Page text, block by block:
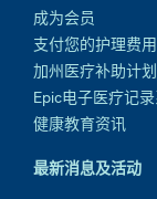
成为会员
支付您的护理费用
加州医疗补助计
Epic电子医疗记
健康教育资讯
最新消息及活动